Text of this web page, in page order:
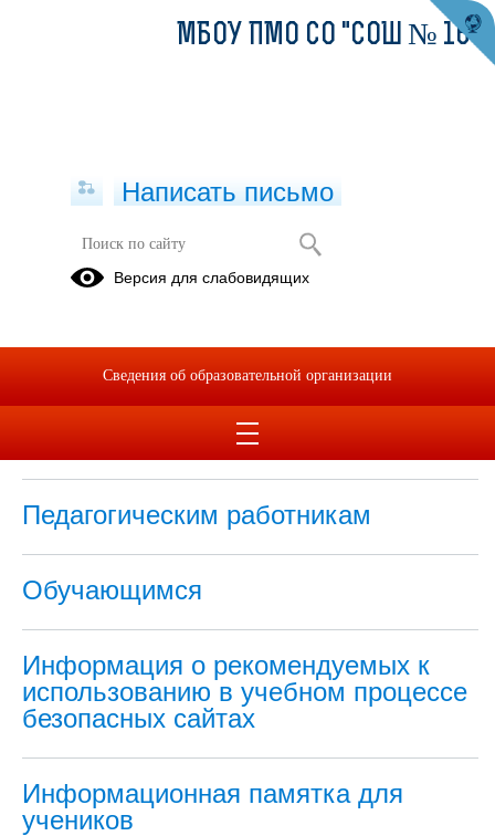
Локальные нормативные акты в
обучающихся
Нормативное регулирование
Педагогическим работникам
Обучающимся
Информация о рекомендуемых к
использованию в учебном процессе
безопасных сайтах
Информационная памятка для
учеников
МБОУ ПМО СО "СОШ № 16"
Написать письмо
Версия для слабовидящих
Сведения об образовательной организации